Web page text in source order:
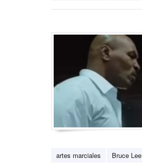
artes marciales Bruce Lee